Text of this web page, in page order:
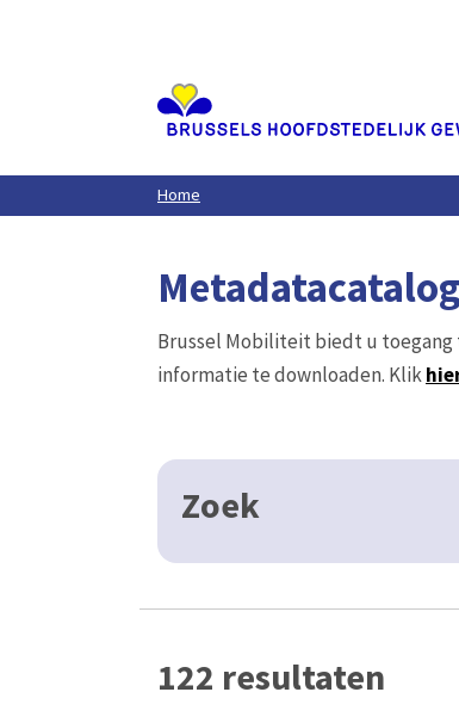
Home
Brussel Mobiliteit biedt u toegang
informatie te downloaden. Klik
Zoek
122 resultaten